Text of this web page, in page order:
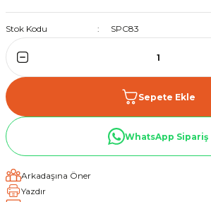
Stok Kodu SPC83
Sepete Ekle
WhatsApp Sipariş
Arkadaşına Öner
Yazdır